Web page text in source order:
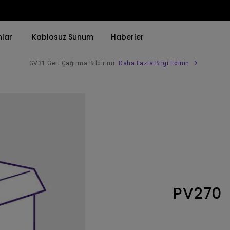
LED
Lazer
USB-C
Thunderbolt
Kablosuz Sunum Haberler
GV31 Geri Çağırma Bildirimi Daha Fazla Bilgi Edinin
PV270